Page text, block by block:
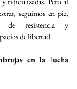
seguimos en pie,
de resistencia y
de libertad.
en la lucha